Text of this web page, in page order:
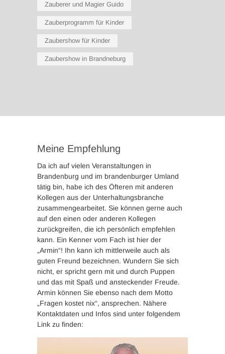
Zauberer und Magier Guido
Zauberprogramm für Kinder
Zaubershow für Kinder
Zaubershow in Brandneburg
Meine Empfehlung
Da ich auf vielen Veranstaltungen in
Brandenburg und im brandenburger Umland
tätig bin, habe ich des Öfteren mit anderen
Kollegen aus der Unterhaltungsbranche
zusammengearbeitet. Sie können gerne auch
auf den einen oder anderen Kollegen
zurückgreifen, die ich persönlich empfehlen
kann. Ein Kenner vom Fach ist hier der
„Armin“! Ihn kann ich mittlerweile auch als
guten Freund bezeichnen. Wundern Sie sich
nicht, er spricht gern mit und durch Puppen
und das mit Spaß und ansteckender Freude.
Armin können Sie ebenso nach dem Motto
„Fragen kostet nix“, ansprechen. Nähere
Kontaktdaten und Infos sind unter folgendem
Link zu finden: